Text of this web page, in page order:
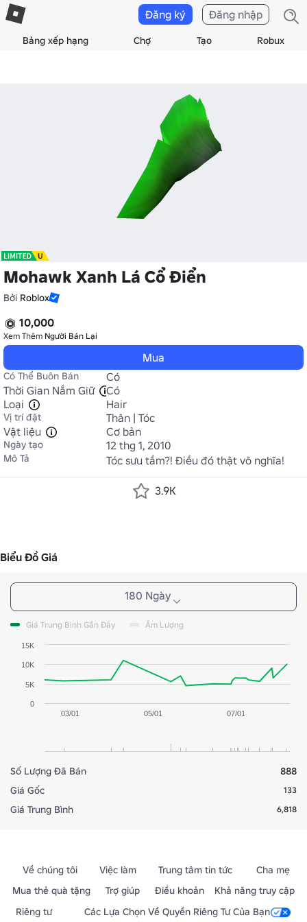
Bảng xếp hạng Chợ Tạo Robux
Đăng ký Đăng nhập
Mohawk Xanh Lá Cổ Điển
Bởi Roblox
10,000
Xem Thêm Người Bán Lại
Mua
Có Thể Buôn Bán
Có
Thời Gian Nắm Giữ
Có
Loại
Hair
Vị trí đặt
Thân | Tóc
Vật liệu
Cơ bản
Ngày tạo 12 thg 1, 2010
Mô Tả Tóc sưu tầm?! Điều đó thật vô nghĩa!
3.9K
Biểu Đồ Giá
180 Ngày
Giá Trung Bình Gần Đây Âm Lượng
03/01 05/01 07/01
0
5K
10K
15K
Số Lượng Đã Bán
888
Giá Gốc
133
Giá Trung Bình 6,818
Về chúng tôi Việc làm Trung tâm tin tức
Cha mẹ
Mua thẻ quà tặng
Trợ giúp Điều khoản
Khả năng truy cập
Riêng tư
Các Lựa Chọn Về Quyền Riêng Tư Của Bạn